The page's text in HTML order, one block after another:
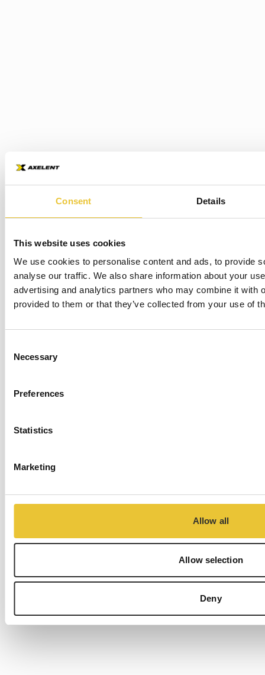
Consent Details
This website uses cookies
We use cookies to personalise content and ads, to provide
analyse our traffic. We also share information about your
advertising and analytics partners who may combine it with
provided to them or that they’ve collected from your use of
Selection
Necessary
Preferences
Statistics
Marketing
Allow all
Allow selection
Deny